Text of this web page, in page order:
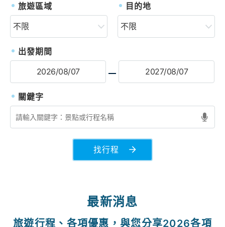
旅遊區域 目的地
出發期間
找行程
最新消息
旅遊行程、各項優惠，與您分享2026各項